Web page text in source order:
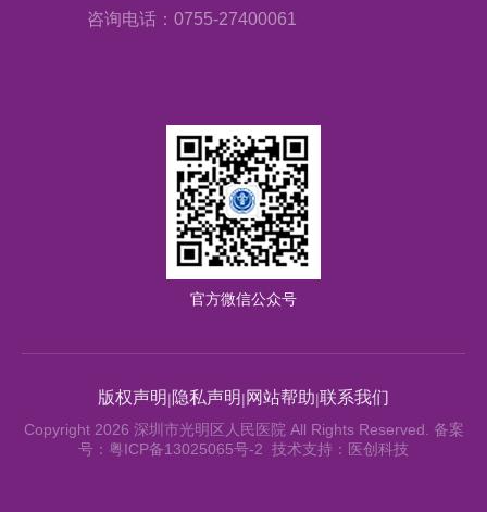
咨询电话：0755-27400061
官方微信公众号
版权声明|隐私声明|网站帮助|联系我们
Copyright 2026 深圳市光明区人民医院 All Rights Reserved. 备案
号：粤ICP备13025065号-2 技术支持：医创科技